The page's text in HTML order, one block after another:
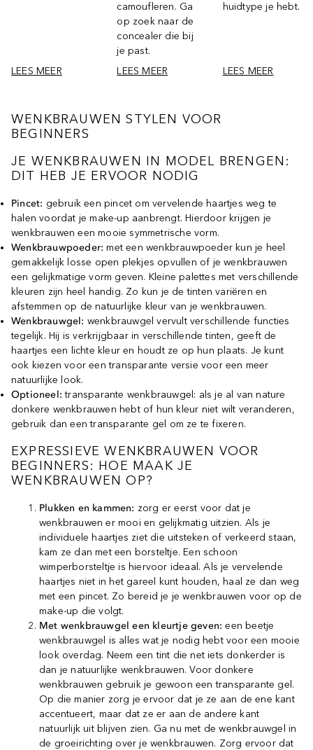
LEES MEER
camoufleren. Ga
op zoek naar de
concealer die bij
je past.
LEES MEER
huidtype je hebt.
LEES MEER
WENKBRAUWEN STYLEN VOOR
BEGINNERS
JE WENKBRAUWEN IN MODEL BRENGEN:
DIT HEB JE ERVOOR NODIG
Pincet: gebruik een pincet om vervelende haartjes weg te
halen voordat je make-up aanbrengt. Hierdoor krijgen je
wenkbrauwen een mooie symmetrische vorm.
Wenkbrauwpoeder: met een wenkbrauwpoeder kun je heel
gemakkelijk losse open plekjes opvullen of je wenkbrauwen
een gelijkmatige vorm geven. Kleine palettes met verschillende
kleuren zijn heel handig. Zo kun je de tinten variëren en
afstemmen op de natuurlijke kleur van je wenkbrauwen.
Wenkbrauwgel: wenkbrauwgel vervult verschillende functies
tegelijk. Hij is verkrijgbaar in verschillende tinten, geeft de
haartjes een lichte kleur en houdt ze op hun plaats. Je kunt
ook kiezen voor een transparante versie voor een meer
natuurlijke look.
Optioneel: transparante wenkbrauwgel: als je al van nature
donkere wenkbrauwen hebt of hun kleur niet wilt veranderen,
gebruik dan een transparante gel om ze te fixeren.
EXPRESSIEVE WENKBRAUWEN VOOR
BEGINNERS: HOE MAAK JE
WENKBRAUWEN OP?
Plukken en kammen: zorg er eerst voor dat je
wenkbrauwen er mooi en gelijkmatig uitzien. Als je
individuele haartjes ziet die uitsteken of verkeerd staan,
kam ze dan met een borsteltje. Een schoon
wimperborsteltje is hiervoor ideaal. Als je vervelende
haartjes niet in het gareel kunt houden, haal ze dan weg
met een pincet. Zo bereid je je wenkbrauwen voor op de
make-up die volgt.
Met wenkbrauwgel een kleurtje geven: een beetje
wenkbrauwgel is alles wat je nodig hebt voor een mooie
look overdag. Neem een tint die net iets donkerder is
dan je natuurlijke wenkbrauwen. Voor donkere
wenkbrauwen gebruik je gewoon een transparante gel.
Op die manier zorg je ervoor dat je ze aan de ene kant
accentueert, maar dat ze er aan de andere kant
natuurlijk uit blijven zien. Ga nu met de wenkbrauwgel in
de groeirichting over je wenkbrauwen. Zorg ervoor dat